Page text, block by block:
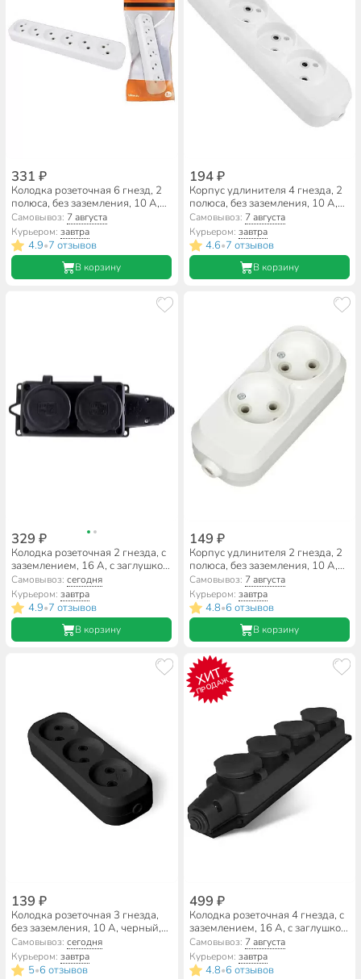
331 ₽
Колодка розеточная 6 гнезд, 2
полюса, без заземления, 10 А,
белый, TDM Electric, SQ1806-
0038
Самовывоз: 7 августа
Курьером:завтра
4.9•7 отзывов
В корзину
194 ₽
Корпус удлинителя 4 гнезда, 2
полюса, без заземления, 10 А,
белый, TDM Electric, Народная,
SQ1806-0419
Самовывоз: 7 августа
Курьером: завтра
4.6•7 отзывов
В корзину
329 ₽
Колодка розеточная 2 гнезда, с
заземлением, 16 А, с заглушкой,
1-фазная, IP44, каучук, черный,
UNIVersal, Компакт
Самовывоз:сегодня
Курьером:завтра
4.9•7 отзывов
В корзину
149 ₽
Корпус удлинителя 2 гнезда, 2
полюса, без заземления, 10 А,
белый, TDM Electric, Народная,
SQ1806-0413
Самовывоз: 7 августа
Курьером: завтра
4.8•6 отзывов
В корзину
139 ₽
Колодка розеточная 3 гнезда,
без заземления, 10 А, черный,
UNIVersal, 1305
Самовывоз:сегодня
Курьером:завтра
5•6 отзывов
ХИТ
ПРОДАЖ
499 ₽
Колодка розеточная 4 гнезда, с
заземлением, 16 А, с заглушкой,
1-фазная, IP44, каучук, черный,
UNIVersal, Компакт
Самовывоз: 7 августа
Курьером: завтра
4.8•6 отзывов